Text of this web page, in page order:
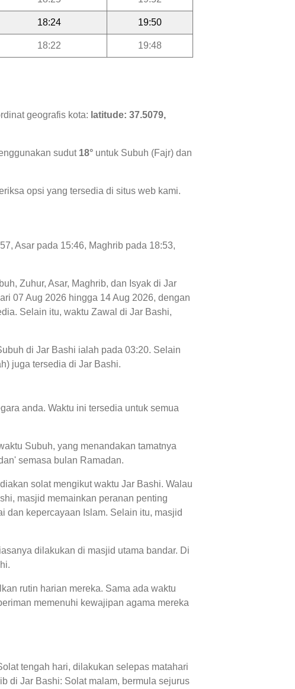
18:24 19:50
18:22 19:48
geografis kota: latitude: 37.5079,
sudut 18° untuk Subuh (Fajr) dan
opsi yang tersedia di situs web kami.
Asar pada 15:46, Maghrib pada 18:53,
Zuhur, Asar, Maghrib, dan Isyak di Jar
07 Aug 2026 hingga 14 Aug 2026, dengan
Selain itu, waktu Zawal di Jar Bashi,
di Jar Bashi ialah pada 03:20. Selain
juga tersedia di Jar Bashi.
anda. Waktu ini tersedia untuk semua
Subuh, yang menandakan tamatnya
semasa bulan Ramadan.
solat mengikut waktu Jar Bashi. Walau
masjid memainkan peranan penting
dan kepercayaan Islam. Selain itu, masjid
dilakukan di masjid utama bandar. Di
rutin harian mereka. Sama ada waktu
memenuhi kewajipan agama mereka
tengah hari, dilakukan selepas matahari
di Jar Bashi: Solat malam, bermula sejurus